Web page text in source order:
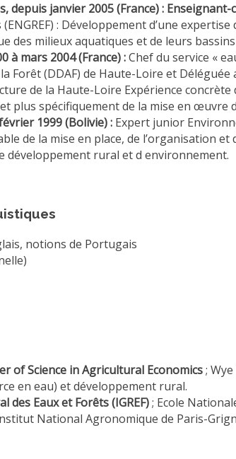
depuis janvier 2005 (France) :
: Développement d’une
des milieux aquatiques et de leurs
à mars 2004 (France) :Chef du service «
Forêt (DDAF) de Haute-Loire et
de la Haute-Loire Expérience
plus spécifiquement de la mise en œuvre
1999 (Bolivie) : Expert junior
de la mise en place, de l’organisation
développement rural et d environnement.
notions de Portugais
of Science in Agricultural Economics;
en eau) et développement rural.
des Eaux et Forêts (IGREF); Ecole
National Agronomique de